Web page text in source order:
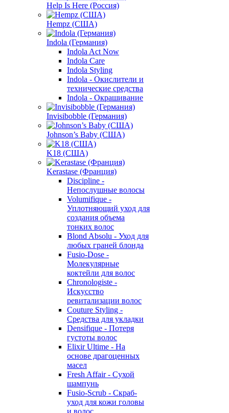
Help Is Here (Россия)
Hempz (США)
Indola (Германия)
Indola Act Now
Indola Care
Indola Styling
Indola - Окислители и
технические средства
Indola - Окрашивание
Invisibobble (Германия)
Johnson’s Baby (США)
K18 (США)
Kerastase (Франция)
Discipline -
Непослушные волосы
Volumifique -
Уплотняющий уход для
создания объема
тонких волос
Blond Absolu - Уход для
любых граней блонда
Fusio-Dose -
Молекулярные
коктейли для волос
Chronologiste -
Искусство
ревитализации волос
Couture Styling -
Средства для укладки
Densifique - Потеря
густоты волос
Elixir Ultime - На
основе драгоценных
масел
Fresh Affair - Сухой
шампунь
Fusio-Scrub - Скраб-
уход для кожи головы
и волос